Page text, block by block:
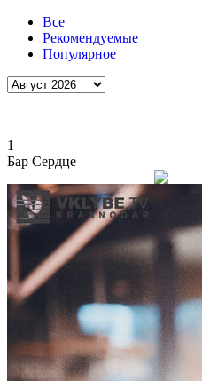
Все
Рекомендуемые
Популярное
1
Бар Сердце